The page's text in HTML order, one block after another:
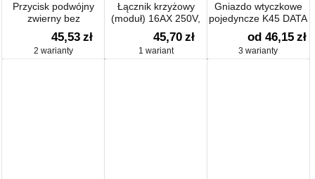
Przycisk podwójny
zwierny bez
piktogramu (moduł)
45,53 zł
2 warianty
Łącznik krzyżowy
(moduł) 16AX 250V,
zaciski śrubowe,
45,70 zł
1 wariant
Gniazdo wtyczkowe
pojedyncze K45 DATA
SCHUKO 16A 250V
szybkozłącza
45×45mm
od 46,15 zł
3 warianty